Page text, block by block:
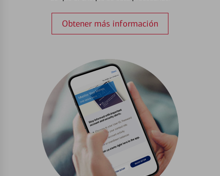
Obtener más información